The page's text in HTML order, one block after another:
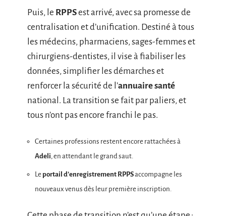
Puis, le RPPSest arrivé, avec sa promesse de
centralisation et d’unification. Destiné à tous
les médecins, pharmaciens, sages-femmes et
chirurgiens-dentistes, il vise à fiabiliser les
données, simplifier les démarches et
renforcer la sécurité de l’annuaire santé
national. La transition se fait par paliers, et
tous n’ont pas encore franchi le pas.
Certaines professions restent encore rattachées à
Adeli, en attendant le grand saut.
Le portail d’enregistrement RPPSaccompagne les
nouveaux venus dès leur première inscription.